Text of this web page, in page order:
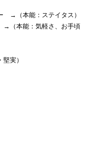
→（本能：ステイタス）
→（本能：気軽さ、お手頃
実）